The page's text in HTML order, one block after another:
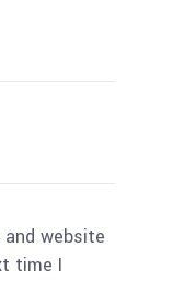
and website
time I